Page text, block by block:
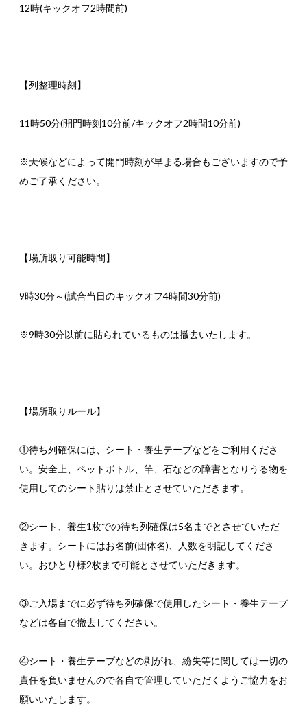
12時(キックオフ2時間前)
【列整理時刻】
11時50分(開門時刻10分前/キックオフ2時間10分前)
※天候などによって開門時刻が早まる場合もございますので予
めご了承ください。
【場所取り可能時間】
9時30分～(試合当日のキックオフ4時間30分前)
※9時30分以前に貼られているものは撤去いたします。
【場所取りルール】
①待ち列確保には、シート・養生テープなどをご利用くださ
い。安全上、ペットボトル、竿、石などの障害となりうる物を
使用してのシート貼りは禁止とさせていただきます。
②シート、養生1枚での待ち列確保は5名までとさせていただ
きます。シートにはお名前(団体名)、人数を明記してくださ
い。おひとり様2枚まで可能とさせていただきます。
③ご入場までに必ず待ち列確保で使用したシート・養生テープ
などは各自で撤去してください。
④シート・養生テープなどの剥がれ、紛失等に関しては一切の
責任を負いませんので各自で管理していただくようご協力をお
願いいたします。